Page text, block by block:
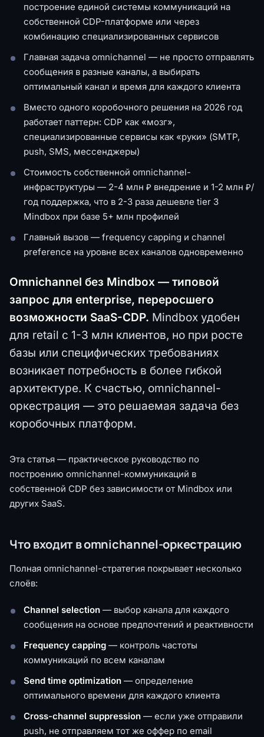
построение единой системы коммуникаций на
собственной CDP-платформе или через
комбинацию специализированных сервисов
Главная задача omnichannel — не просто отправлять
сообщения в разные каналы, а выбирать
оптимальный канал и время для каждого клиента
Вместо одного коробочного решения на 2026 год
работает паттерн: CDP как «мозг»,
специализированные сервисы как «руки» (SMTP,
push, SMS, мессенджеры)
Стоимость собственной omnichannel-
инфраструктуры — 2-4 млн ₽ внедрение и 1-2 млн ₽/
год поддержка, что в 2-3 раза дешевле tier 3
Mindbox при базе 5+ млн профилей
Главный вызов — frequency capping и channel
preference на уровне всех каналов одновременно
Omnichannel без Mindbox — типовой
запрос для enterprise, переросшего
возможности SaaS-CDP. Mindbox удобен
для retail с 1-3 млн клиентов, но при росте
базы или специфических требованиях
возникает потребность в более гибкой
архитектуре. К счастью, omnichannel-
оркестрация — это решаемая задача без
коробочных платформ.
Эта статья — практическое руководство по
построению omnichannel-коммуникаций в
собственной CDP без зависимости от Mindbox или
других SaaS.
Что входит в omnichannel-оркестрацию
Полная omnichannel-стратегия покрывает несколько
слоёв:
Channel selection — выбор канала для каждого
сообщения на основе предпочтений и реактивности
Frequency capping — контроль частоты
коммуникаций по всем каналам
Send time optimization — определение
оптимального времени для каждого клиента
Cross-channel suppression — если уже отправили
push, не отправляем тот же оффер по email